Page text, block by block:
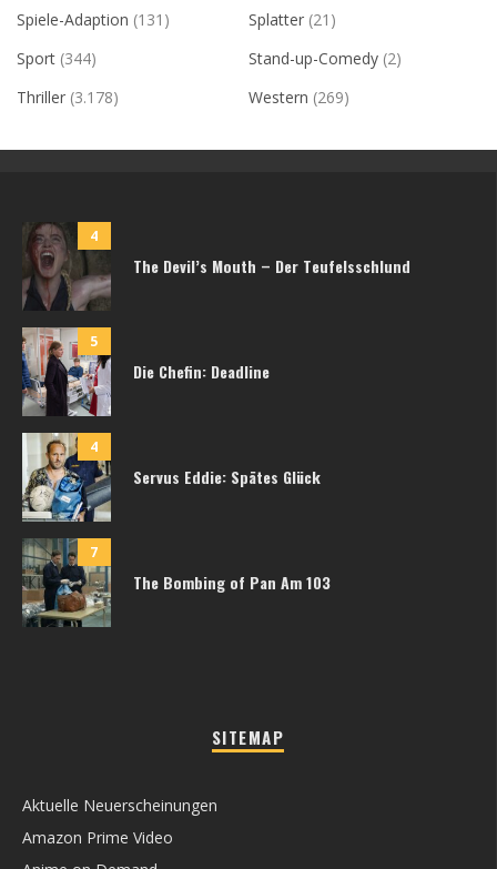
Spiele-Adaption (131) Splatter (21)
Sport (344) Stand-up-Comedy (2)
Thriller (3.178) Western (269)
4
The Devil’s Mouth – Der Teufelsschlund
5
Die Chefin: Deadline
4
Servus Eddie: Spätes Glück
7
The Bombing of Pan Am 103
SITEMAP
Aktuelle Neuerscheinungen
Amazon Prime Video